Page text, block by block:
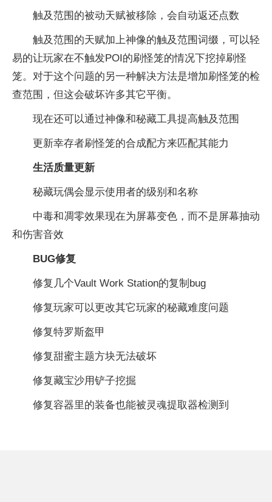
触及范围的被动天赋被移除，会自动返还点数
触及范围的天赋加上神像的触及范围词缀，可以轻
易的让玩家在不触发POI的刷怪笼的情况下挖掉刷怪
笼。对于这个问题的另一种解决方法是增加刷怪笼的检
查范围，但这会破坏许多其它平衡。
现在还可以通过神像和秘藏工具提高触及范围
更新幸存者刷怪笼的合成配方来匹配其能力
生活质量更新
秘藏玩偶会显示使用者的级别和名称
中毒和凋零效果现在为屏幕变色，而不是屏幕抽动
和伤害音效
BUG修复
修复几个Vault Work Station的复制bug
修复玩家可以更改其它玩家的秘藏难度问题
修复特罗斯盔甲
修复甜蜜主题方块无法破坏
修复藏宝沙用铲子挖掘
修复容器里的装备也能被灵魂提取器检测到